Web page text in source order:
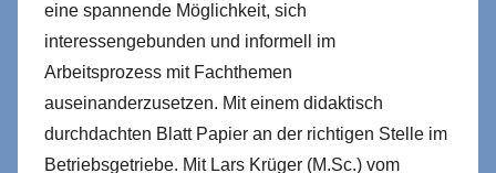
eine spannende Möglichkeit, sich
interessengebunden und informell im
Arbeitsprozess mit Fachthemen
auseinanderzusetzen. Mit einem didaktisch
durchdachten Blatt Papier an der richtigen Stelle im
Betriebsgetriebe. Mit Lars Krüger (M.Sc.) vom